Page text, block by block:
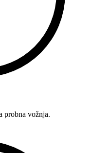
probna vožnja.